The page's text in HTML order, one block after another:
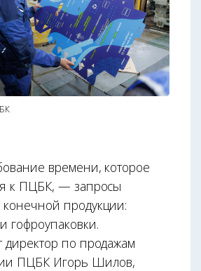
времени, которое
к ПЦБК, — запросы
продукции:
гофроупаковки.
директор по продажам
ПЦБК Игорь Шилов,